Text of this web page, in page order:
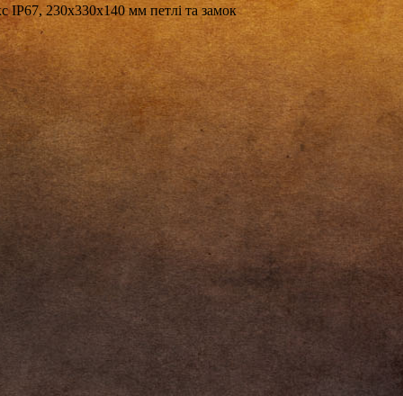
IP67, 230х330х140 мм петлі та замок